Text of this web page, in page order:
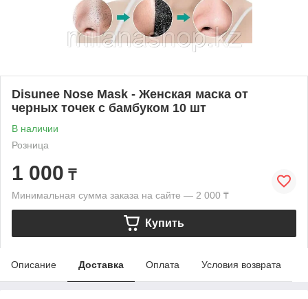
Disunee Nose Mask - Женская маска от
черных точек с бамбуком 10 шт
В наличии
Розница
1 000 ₸
Минимальная сумма заказа на сайте — 2 000 ₸
Купить
Описание Доставка Оплата Условия возврата